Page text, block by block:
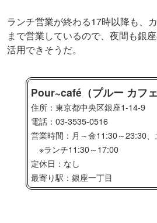
ランチ営業が終わる17時以降も、
まで営業しているので、夜間も銀
活用できそうだ。
Pour~café（プルー カフェ
住所：東京都中央区銀座1-14-9
電話：03-3535-0516
営業時間：月～金11:30～23:30
※ランチ11:30～17:00
定休日：なし
最寄り駅：銀座一丁目